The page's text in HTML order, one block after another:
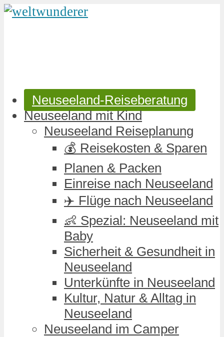
Neuseeland-Reiseberatung
Neuseeland mit Kind
Neuseeland Reiseplanung
💰 Reisekosten & Sparen
Planen & Packen
Einreise nach Neuseeland
✈️ Flüge nach Neuseeland
👶 Spezial: Neuseeland mit
Baby
Sicherheit & Gesundheit in
Neuseeland
Unterkünfte in Neuseeland
Kultur, Natur & Alltag in
Neuseeland
Neuseeland im Camper